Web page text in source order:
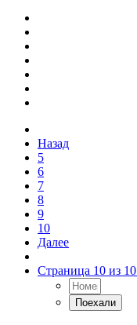
Назад
5
6
7
8
9
10
Далее
Страница 10 из 10